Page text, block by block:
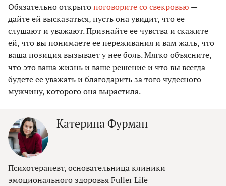
Обязательно открытопоговорите со свекровью —
дайте ей высказаться, пусть она увидит, что ее
слушают и уважают. Признайте ее чувства и скажите
ей, что вы понимаете ее переживания и вам жаль, что
ваша позиция вызывает у нее боль. Мягко объясните,
что это ваша жизнь и ваше решение и что вы всегда
будете ее уважать и благодарить за того чудесного
мужчину, которого она вырастила.
Катерина Фурман
Психотерапевт, основательница клиники
эмоционального здоровья Fuller Life